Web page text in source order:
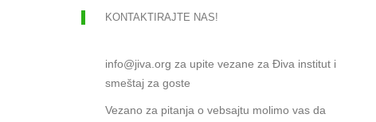
KONTAKTIRAJTE NAS!
info@jiva.org za upite vezane za Điva institut i
smeštaj za goste
Vezano za pitanja o vebsajtu molimo vas da